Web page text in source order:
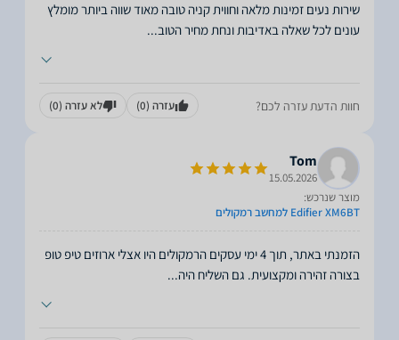
שירות נעים זמינות מלאה וחווית קניה טובה מאוד שווה ביותר מומלץ
עונים לכל שאלה באדיבות ונחת מחיר הטוב...
חוות הדעת עזרה לכם? עזרה (0) לא עזרה (0)
Tom
15.05.2026
מוצר שנרכש:
Edifier XM6BT למחשב רמקולים
הזמנתי באתר, תוך 4 ימי עסקים הרמקולים היו אצלי ארוזים טיפ טופ
בצורה זהירה ומקצועית. גם השליח היה...